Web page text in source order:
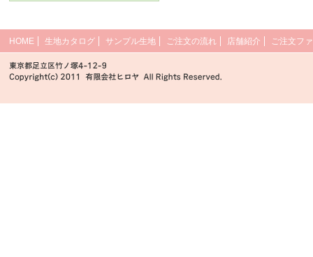
HOME 生地カタログ サンプル生地 ご注文の流れ 店舗紹介 ご注文フ